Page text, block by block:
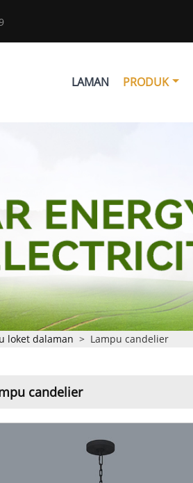
LAMAN PRODUK
loket dalaman > Lampu candelier
candelier